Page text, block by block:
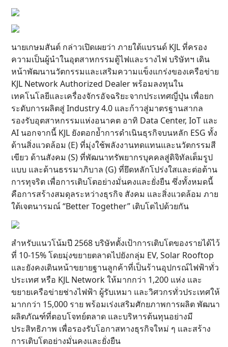
นายเกษมสันต์ กล่าวเปิดเผยว่า ภายใต้แบรนด์ KJL ที่ครอง
ความเป็นผู้นำในอุตสาหกรรมตู้ไฟและรางไฟ บริษัทฯ เดิน
หน้าพัฒนานวัตกรรมและเสริมความแข็งแกร่งของเครือข่าย
KJL Network Authorized Dealer พร้อมลงทุนใน
เทคโนโลยีและเครื่องจักรอัจฉริยะจากประเทศญี่ปุ่น เพื่อยก
ระดับการผลิตสู่ Industry 4.0 และก้าวสู่มาตรฐานสากล
รองรับอุตสาหกรรมแห่งอนาคต อาทิ Data Center, IoT และ
AI นอกจากนี้ KJL ยังตอกย้ำการดำเนินธุรกิจบนหลัก ESG ทั้ง
ด้านสิ่งแวดล้อม (E) ที่มุ่งใช้พลังงานทดแทนและนวัตกรรมสี
เขียว ด้านสังคม (S) ที่พัฒนาทรัพยากรบุคคลสู่ดิจิทัลเต็มรูป
แบบ และด้านธรรมาภิบาล (G) ที่ยึดหลักโปร่งใสและต่อต้าน
การทุจริต เพื่อการเติบโตอย่างมั่นคงและยั่งยืน ซึ่งทั้งหมดนี้
คือการสร้างสมดุลระหว่างธุรกิจ สังคม และสิ่งแวดล้อม ภาย
ใต้เจตนารมณ์ “Better Together” เติบโตไปด้วยกัน
สำหรับแนวโน้มปี 2568 บริษัทตั้งเป้าการเติบโตของรายได้ไว้
ที่ 10-15% โดยมุ่งขยายตลาดไปยังกลุ่ม EV, Solar Rooftop
และยังคงเดินหน้าขยายฐานลูกค้าที่เป็นร้านอุปกรณ์ไฟฟ้าทั่ว
ประเทศ หรือ KJL Network ให้มากกว่า 1,200 แห่ง และ
ขยายเครือข่ายช่างไฟฟ้า ผู้รับเหมา และวิศวกรทั่วประเทศให้
มากกว่า 15,000 ราย พร้อมเร่งเสริมศักยภาพการผลิต พัฒนา
ผลิตภัณฑ์ที่ตอบโจทย์ตลาด และบริหารต้นทุนอย่างมี
ประสิทธิภาพ เพื่อรองรับโอกาสทางธุรกิจใหม่ ๆ และสร้าง
การเติบโตอย่างมั่นคงและยั่งยืน